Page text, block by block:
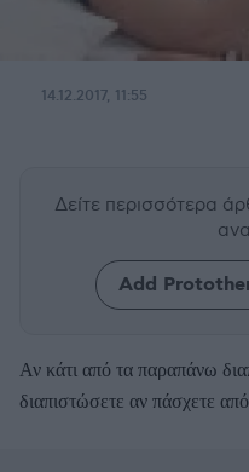
14.12.2017, 11:55
Δείτε περισσότερα
Add
Αν κάτι από τα παραπάνω
διαπιστώσετε αν πάσχετε